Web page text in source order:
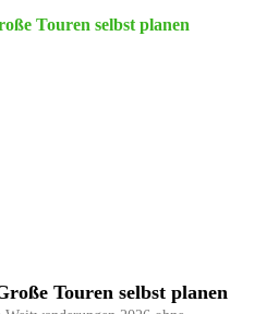
Touren selbst planen